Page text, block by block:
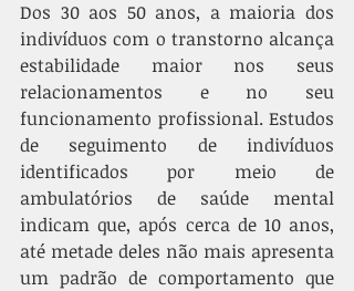
Dos 30 aos 50 anos, a maioria dos
indivíduos com o transtorno alcança
estabilidade maior nos seus
relacionamentos e no seu
funcionamento profissional. Estudos
de seguimento de indivíduos
identificados por meio de
ambulatórios de saúde mental
indicam que, após cerca de 10 anos,
até metade deles não mais apresenta
um padrão de comportamento que